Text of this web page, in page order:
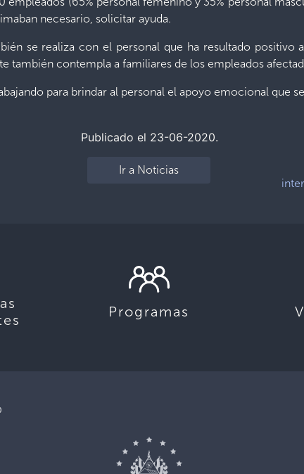
necesario, solicitar ayuda.
se realiza con el personal que ha resultado positivo
también contempla a familiares de los empleados
para brindar al personal el apoyo emocional que
Publicado el 23-06-2020.
Ir a Noticias
Programas